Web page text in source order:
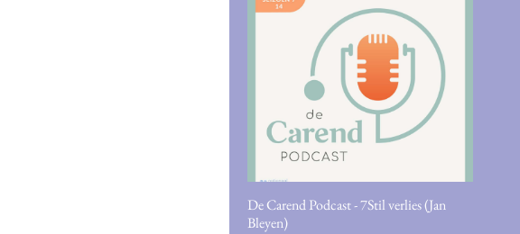
De Carend Podcast - 7Stil verlies (Jan
Bleyen)